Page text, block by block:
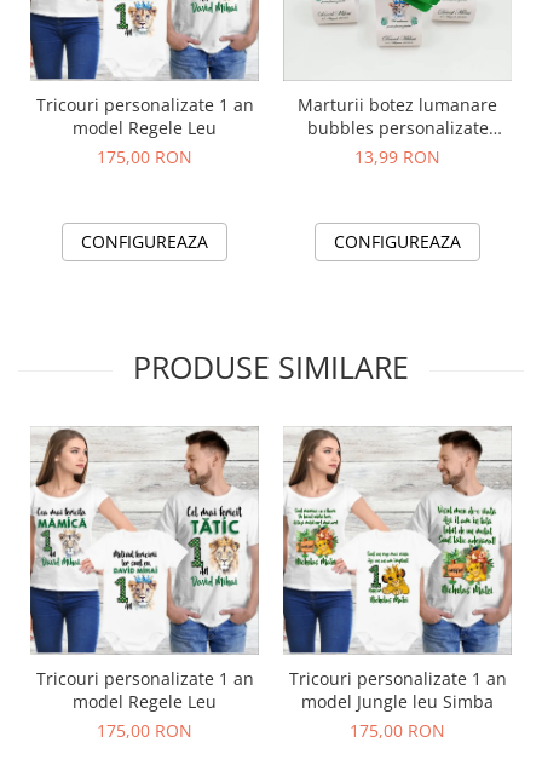
Tricouri personalizate 1 an
model Regele Leu
175,00 RON
CONFIGUREAZA
Marturii botez lumanare
bubbles personalizate
model Leu
13,99 RON
CONFIGUREAZA
PRODUSE SIMILARE
Tricouri personalizate 1 an
model Regele Leu
175,00 RON
Tricouri personalizate 1 an
model Jungle leu Simba
175,00 RON